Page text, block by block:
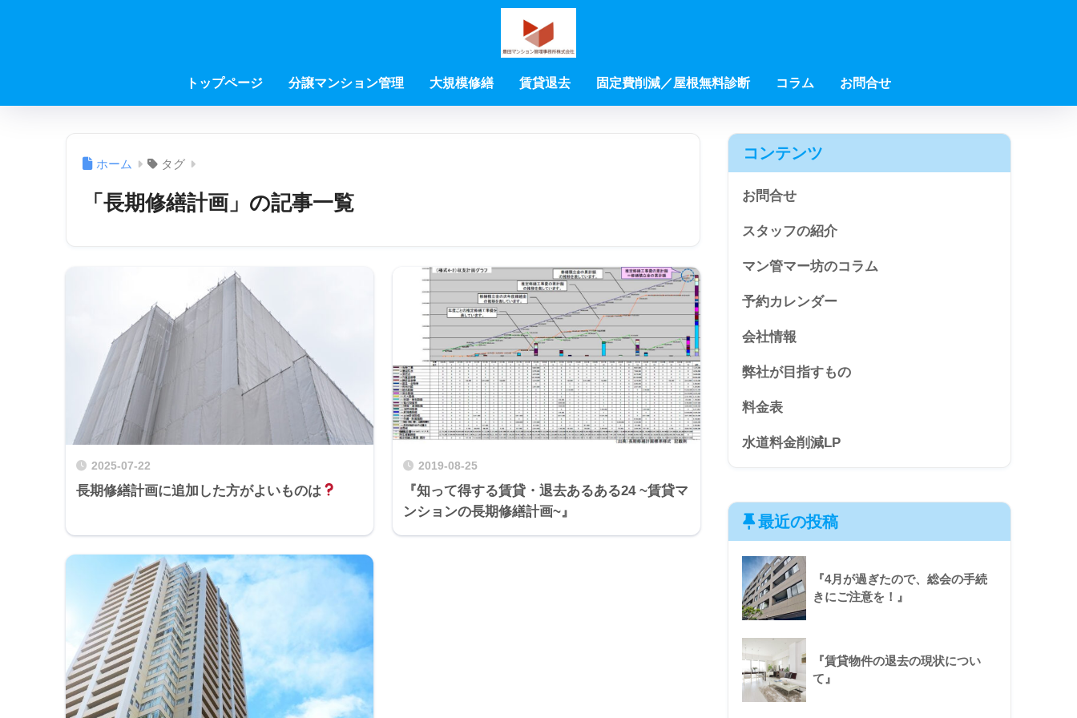
トップページ 分譲マンション管理 大規模修繕 賃貸退去 固定費削減／屋根無料診断 コラム お問合せ
ホーム タグ
「長期修繕計画」の記事一覧
2025-07-22
長期修繕計画に追加した方がよいものは
2019-08-25
『知って得する賃貸・退去あるある24 ~賃貸マ
ンションの長期修繕計画~』
コンテンツ
お問合せ
スタッフの紹介
マン管マー坊のコラム
予約カレンダー
会社情報
弊社が目指すもの
料金表
水道料金削減LP
最近の投稿
『4月が過ぎたので、総会の手続
きにご注意を！』
『賃貸物件の退去の現状につい
て』